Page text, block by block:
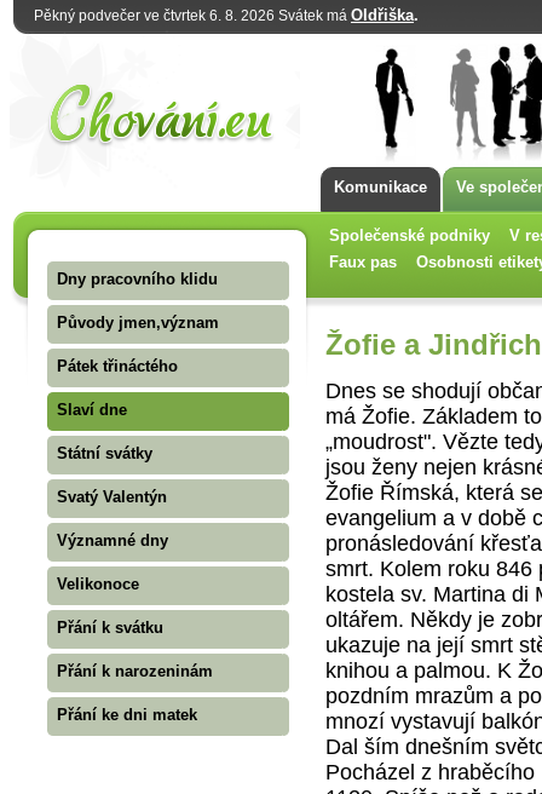
Pěkný podvečer ve čtvrtek 6. 8. 2026 Svátek má Oldřiška.
Komunikace Ve
Společenské podniky
V
Faux pas
Osobnosti
Dny pracovního klidu
Původy jmen,význam
Pátek třináctého
Slaví dne
Státní svátky
Svatý Valentýn
Významné dny
Velikonoce
Přání k svátku
Přání k narozeninám
Přání ke dni matek
Žofie a
Dnes se shodují
má Žofie. Základem
„moudrost". Vězte
jsou ženy nejen
Žofie Římská, která
evangelium a v době
pronásledování
smrt. Kolem roku 846
kostela sv. Martina di
oltářem. Někdy je
ukazuje na její smrt
knihou a palmou. K
pozdním mrazům a
mnozí vystavují
Dal ším dnešním
Pocházel z